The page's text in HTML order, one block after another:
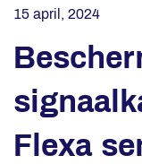
15 april, 2024
Flexa